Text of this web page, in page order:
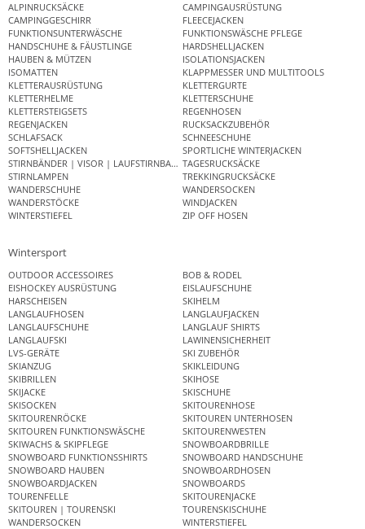
ALPINRUCKSÄCKE
CAMPINGAUSRÜSTUNG
CAMPINGGESCHIRR
FLEECEJACKEN
FUNKTIONSUNTERWÄSCHE
FUNKTIONSWÄSCHE PFLEGE
HANDSCHUHE & FÄUSTLINGE
HARDSHELLJACKEN
HAUBEN & MÜTZEN
ISOLATIONSJACKEN
ISOMATTEN
KLAPPMESSER UND MULTITOOLS
KLETTERAUSRÜSTUNG
KLETTERGURTE
KLETTERHELME
KLETTERSCHUHE
KLETTERSTEIGSETS
REGENHOSEN
REGENJACKEN
RUCKSACKZUBEHÖR
SCHLAFSACK
SCHNEESCHUHE
SOFTSHELLJACKEN
SPORTLICHE WINTERJACKEN
STIRNBÄNDER | VISOR | LAUFSTIRNBANDTAGESRUCKSÄCKE
STIRNLAMPEN
TREKKINGRUCKSÄCKE
WANDERSCHUHE
WANDERSOCKEN
WANDERSTÖCKE
WINDJACKEN
WINTERSTIEFEL
ZIP OFF HOSEN
Wintersport
OUTDOOR ACCESSOIRES
BOB & RODEL
EISHOCKEY AUSRÜSTUNG
EISLAUFSCHUHE
HARSCHEISEN
SKIHELM
LANGLAUFHOSEN
LANGLAUFJACKEN
LANGLAUFSCHUHE
LANGLAUF SHIRTS
LANGLAUFSKI
LAWINENSICHERHEIT
LVS-GERÄTE
SKI ZUBEHÖR
SKIANZUG
SKIKLEIDUNG
SKIBRILLEN
SKIHOSE
SKIJACKE
SKISCHUHE
SKISOCKEN
SKITOURENHOSE
SKITOURENRÖCKE
SKITOUREN UNTERHOSEN
SKITOUREN FUNKTIONSWÄSCHE
SKITOURENWESTEN
SKIWACHS & SKIPFLEGE
SNOWBOARDBRILLE
SNOWBOARD FUNKTIONSSHIRTS
SNOWBOARD HANDSCHUHE
SNOWBOARD HAUBEN
SNOWBOARDHOSEN
SNOWBOARDJACKEN
SNOWBOARDS
TOURENFELLE
SKITOURENJACKE
SKITOUREN | TOURENSKI
TOURENSKISCHUHE
WANDERSOCKEN
WINTERSTIEFEL